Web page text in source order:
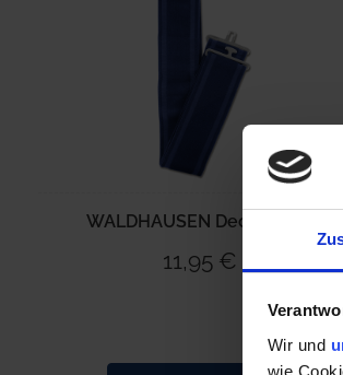
Wir und
wie
WALDHAUSEN Deckengurt
11,95 €